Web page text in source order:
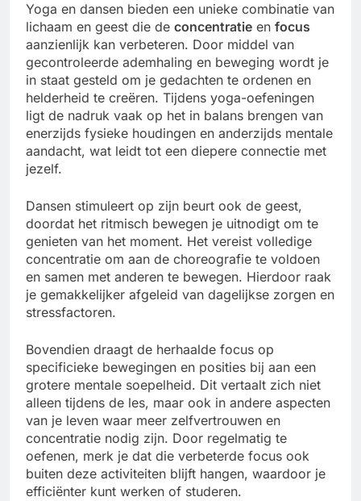
Yoga en dansen bieden een unieke combinatie van
lichaam en geest die de concentratie en focus
aanzienlijk kan verbeteren. Door middel van
gecontroleerde ademhaling en beweging wordt je
in staat gesteld om je gedachten te ordenen en
helderheid te creëren. Tijdens yoga-oefeningen
ligt de nadruk vaak op het in balans brengen van
enerzijds fysieke houdingen en anderzijds mentale
aandacht, wat leidt tot een diepere connectie met
jezelf.
Dansen stimuleert op zijn beurt ook de geest,
doordat het ritmisch bewegen je uitnodigt om te
genieten van het moment. Het vereist volledige
concentratie om aan de choreografie te voldoen
en samen met anderen te bewegen. Hierdoor raak
je gemakkelijker afgeleid van dagelijkse zorgen en
stressfactoren.
Bovendien draagt de herhaalde focus op
specificieke bewegingen en posities bij aan een
grotere mentale soepelheid. Dit vertaalt zich niet
alleen tijdens de les, maar ook in andere aspecten
van je leven waar meer zelfvertrouwen en
concentratie nodig zijn. Door regelmatig te
oefenen, merk je dat die verbeterde focus ook
buiten deze activiteiten blijft hangen, waardoor je
efficiënter kunt werken of studeren.